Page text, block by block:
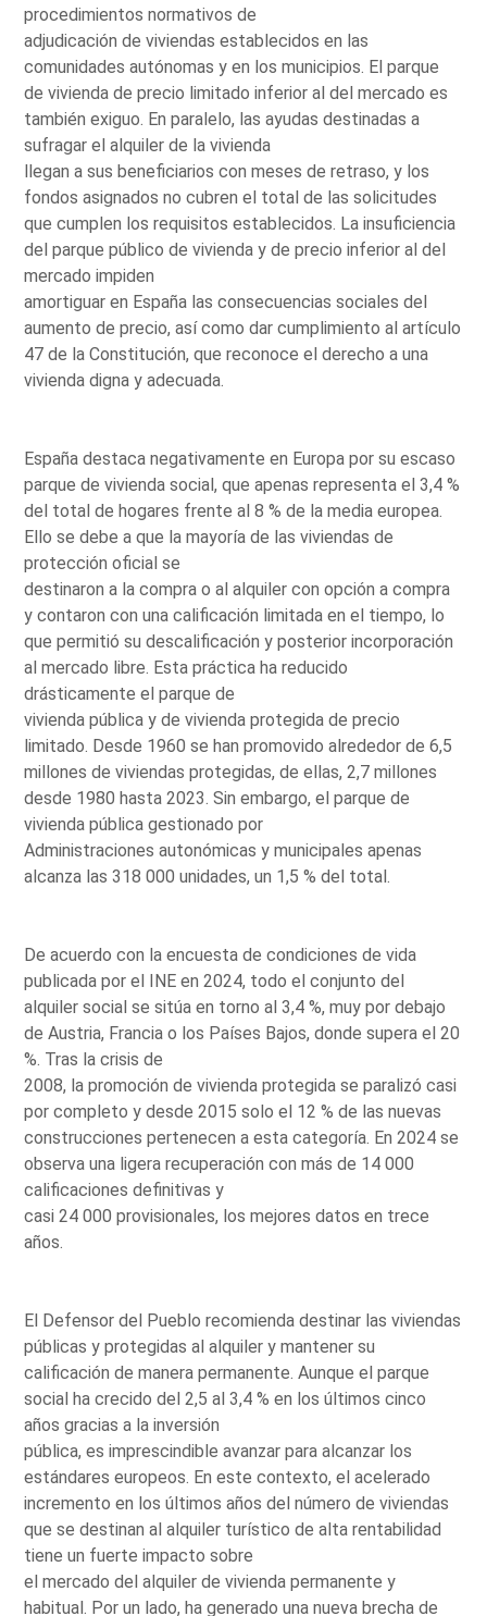
procedimientos normativos de
adjudicación de viviendas establecidos en las
comunidades autónomas y en los municipios. El parque
de vivienda de precio limitado inferior al del mercado es
también exiguo. En paralelo, las ayudas destinadas a
sufragar el alquiler de la vivienda
llegan a sus beneficiarios con meses de retraso, y los
fondos asignados no cubren el total de las solicitudes
que cumplen los requisitos establecidos. La insuficiencia
del parque público de vivienda y de precio inferior al del
mercado impiden
amortiguar en España las consecuencias sociales del
aumento de precio, así como dar cumplimiento al artículo
47 de la Constitución, que reconoce el derecho a una
vivienda digna y adecuada.
España destaca negativamente en Europa por su escaso
parque de vivienda social, que apenas representa el 3,4 %
del total de hogares frente al 8 % de la media europea.
Ello se debe a que la mayoría de las viviendas de
protección oficial se
destinaron a la compra o al alquiler con opción a compra
y contaron con una calificación limitada en el tiempo, lo
que permitió su descalificación y posterior incorporación
al mercado libre. Esta práctica ha reducido
drásticamente el parque de
vivienda pública y de vivienda protegida de precio
limitado. Desde 1960 se han promovido alrededor de 6,5
millones de viviendas protegidas, de ellas, 2,7 millones
desde 1980 hasta 2023. Sin embargo, el parque de
vivienda pública gestionado por
Administraciones autonómicas y municipales apenas
alcanza las 318 000 unidades, un 1,5 % del total.
De acuerdo con la encuesta de condiciones de vida
publicada por el INE en 2024, todo el conjunto del
alquiler social se sitúa en torno al 3,4 %, muy por debajo
de Austria, Francia o los Países Bajos, donde supera el 20
%. Tras la crisis de
2008, la promoción de vivienda protegida se paralizó casi
por completo y desde 2015 solo el 12 % de las nuevas
construcciones pertenecen a esta categoría. En 2024 se
observa una ligera recuperación con más de 14 000
calificaciones definitivas y
casi 24 000 provisionales, los mejores datos en trece
años.
El Defensor del Pueblo recomienda destinar las viviendas
públicas y protegidas al alquiler y mantener su
calificación de manera permanente. Aunque el parque
social ha crecido del 2,5 al 3,4 % en los últimos cinco
años gracias a la inversión
pública, es imprescindible avanzar para alcanzar los
estándares europeos. En este contexto, el acelerado
incremento en los últimos años del número de viviendas
que se destinan al alquiler turístico de alta rentabilidad
tiene un fuerte impacto sobre
el mercado del alquiler de vivienda permanente y
habitual. Por un lado, ha generado una nueva brecha de